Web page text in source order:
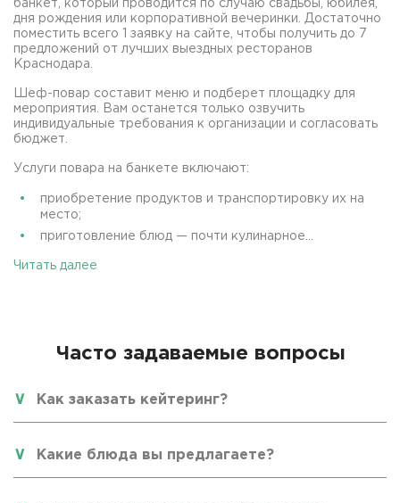
банкет, который проводится по случаю свадьбы, юбилея,
дня рождения или корпоративной вечеринки. Достаточно
поместить всего 1 заявку на сайте, чтобы получить до 7
предложений от лучших выездных ресторанов
Краснодара.
Шеф-повар составит меню и подберет площадку для
мероприятия. Вам останется только озвучить
индивидуальные требования к организации и согласовать
бюджет.
Услуги повара на банкете включают:
приобретение продуктов и транспортировку их на
место;
приготовление блюд — почти кулинарное...
Читать далее
Часто задаваемые вопросы
Как заказать кейтеринг?
Какие блюда вы предлагаете?